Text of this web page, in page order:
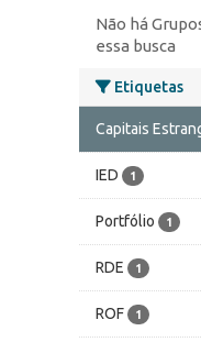
Não há
essa busca
Etiquetas
Capitais
IED 1
Portfólio 1
RDE 1
ROF 1